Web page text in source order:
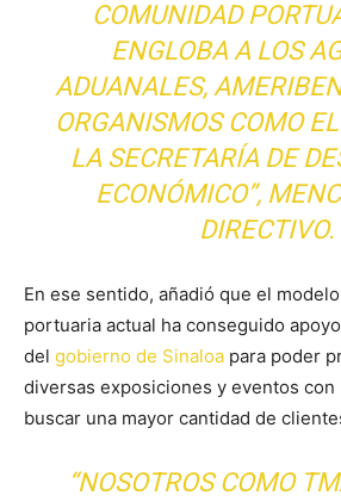
COMUNIDAD
ENGLOBA A LOS
ADUANALES,
ORGANISMOS COMO
LA SECRETARÍA DE
ECONÓMICO”,
DIRECTIVO.
En ese sentido, añadió que el
portuaria actual ha conseguido
del gobierno de Sinaloa para poder
diversas exposiciones y eventos con
buscar una mayor cantidad de
“NOSOTROS COMO